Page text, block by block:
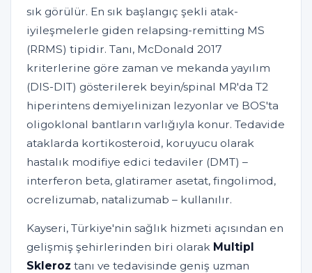
sık görülür. En sık başlangıç şekli atak-
iyileşmelerle giden relapsing-remitting MS
(RRMS) tipidir. Tanı, McDonald 2017
kriterlerine göre zaman ve mekanda yayılım
(DIS-DIT) gösterilerek beyin/spinal MR'da T2
hiperintens demiyelinizan lezyonlar ve BOS'ta
oligoklonal bantların varlığıyla konur. Tedavide
ataklarda kortikosteroid, koruyucu olarak
hastalık modifiye edici tedaviler (DMT) –
interferon beta, glatiramer asetat, fingolimod,
ocrelizumab, natalizumab – kullanılır.
Kayseri, Türkiye'nin sağlık hizmeti açısından en
gelişmiş şehirlerinden biri olarak Multipl
Skleroz tanı ve tedavisinde geniş uzman